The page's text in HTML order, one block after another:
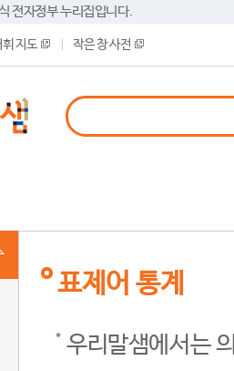
전자정부 누리집입니다.
휘 지도 작은 창 사전
표제어 통계
우리말샘에서는